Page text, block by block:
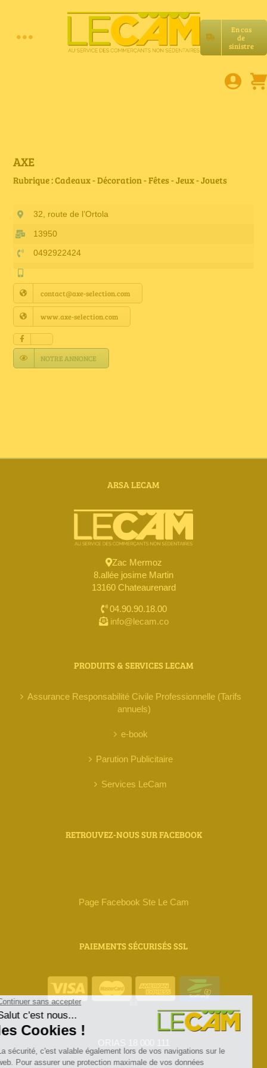
En cas
de
sinistre
Toggle
E-book
Petites annonces
Annuaire Fournisseurs
Actualités
Contact
AXE
Rubrique : Cadeaux - Décoration - Fêtes - Jeux - Jouets
32, route de l’Ortola
13950
0492922424
contact@axe-selection.com
www.axe-selection.com
NOTRE ANNONCE
ARSA LECAM
Zac Mermoz
8.allée josime Martin
13160 Chateaurenard
04.90.90.18.00
info@lecam.co
PRODUITS & SERVICES LECAM
Assurance Responsabilité Civile Professionnelle (Tarifs
annuels)
e-book
Parution Publicitaire
Services LeCam
RETROUVEZ-NOUS SUR FACEBOOK
Page Facebook Ste Le Cam
PAIEMENTS SÉCURISÉS SSL